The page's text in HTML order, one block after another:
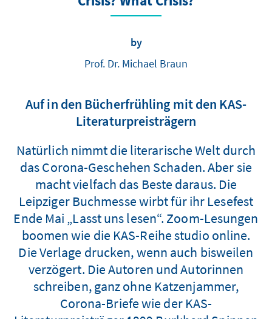
by
Prof. Dr. Michael Braun
Auf in den Bücherfrühling mit den KAS-
Literaturpreisträgern
Natürlich nimmt die literarische Welt durch
das Corona-Geschehen Schaden. Aber sie
macht vielfach das Beste daraus. Die
Leipziger Buchmesse wirbt für ihr Lesefest
Ende Mai „Lasst uns lesen“. Zoom-Lesungen
boomen wie die KAS-Reihe studio online.
Die Verlage drucken, wenn auch bisweilen
verzögert. Die Autoren und Autorinnen
schreiben, ganz ohne Katzenjammer,
Corona-Briefe wie der KAS-